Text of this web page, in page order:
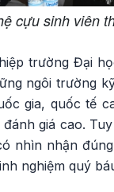
cựu sinh viên
trường Đại
ngôi trường
gia, quốc tế
giá cao.
nhìn nhận
nghiệm quý